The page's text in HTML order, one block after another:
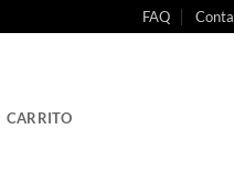
FAQ
CARRITO